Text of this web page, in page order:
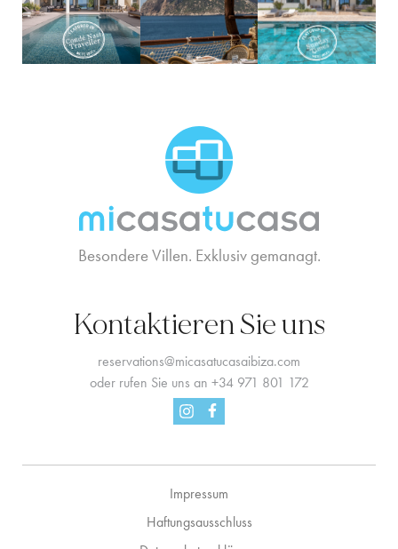
Besondere Villen. Exklusiv gemanagt.
Kontaktieren Sie uns
reservations@micasatucasaibiza.com
oder rufen Sie uns an +34 971 801 172
InstagramFacebook
Impressum
Haftungsausschluss